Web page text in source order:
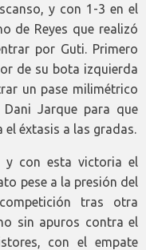
y con 1-3 en el
de Reyes que realizó
por Guti. Primero
de su bota izquierda
un pase milimétrico
Jarque para que
el éxtasis a las gradas.
y con esta victoria el
pese a la presión del
tras otra
sin apuros contra el
con el empate